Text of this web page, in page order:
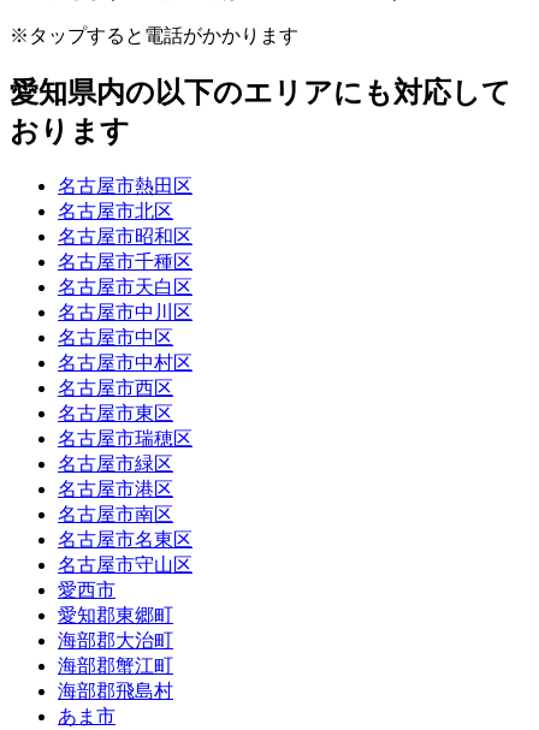
※タップすると電話がかかります
愛知県内の以下のエリアにも対応して
おります
名古屋市熱田区
名古屋市北区
名古屋市昭和区
名古屋市千種区
名古屋市天白区
名古屋市中川区
名古屋市中区
名古屋市中村区
名古屋市西区
名古屋市東区
名古屋市瑞穂区
名古屋市緑区
名古屋市港区
名古屋市南区
名古屋市名東区
名古屋市守山区
愛西市
愛知郡東郷町
海部郡大治町
海部郡蟹江町
海部郡飛島村
あま市